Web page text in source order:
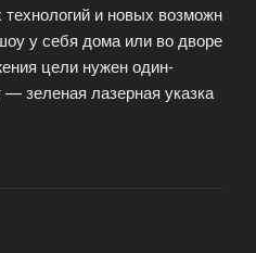
и новых возможн
у себя дома или во дворе
цели нужен один-
зеленая лазерная указка